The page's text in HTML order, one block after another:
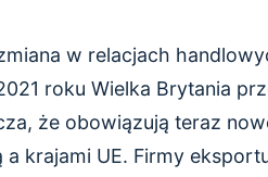
w relacjach
roku Wielka Brytania
że obowiązują teraz
krajami UE. Firmy